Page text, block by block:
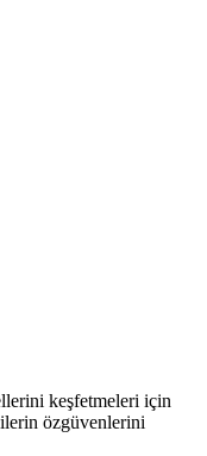
keşfetmeleri için
özgüvenlerini